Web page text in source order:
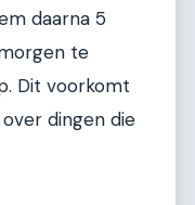
daarna 5
te
Dit voorkomt
dingen die